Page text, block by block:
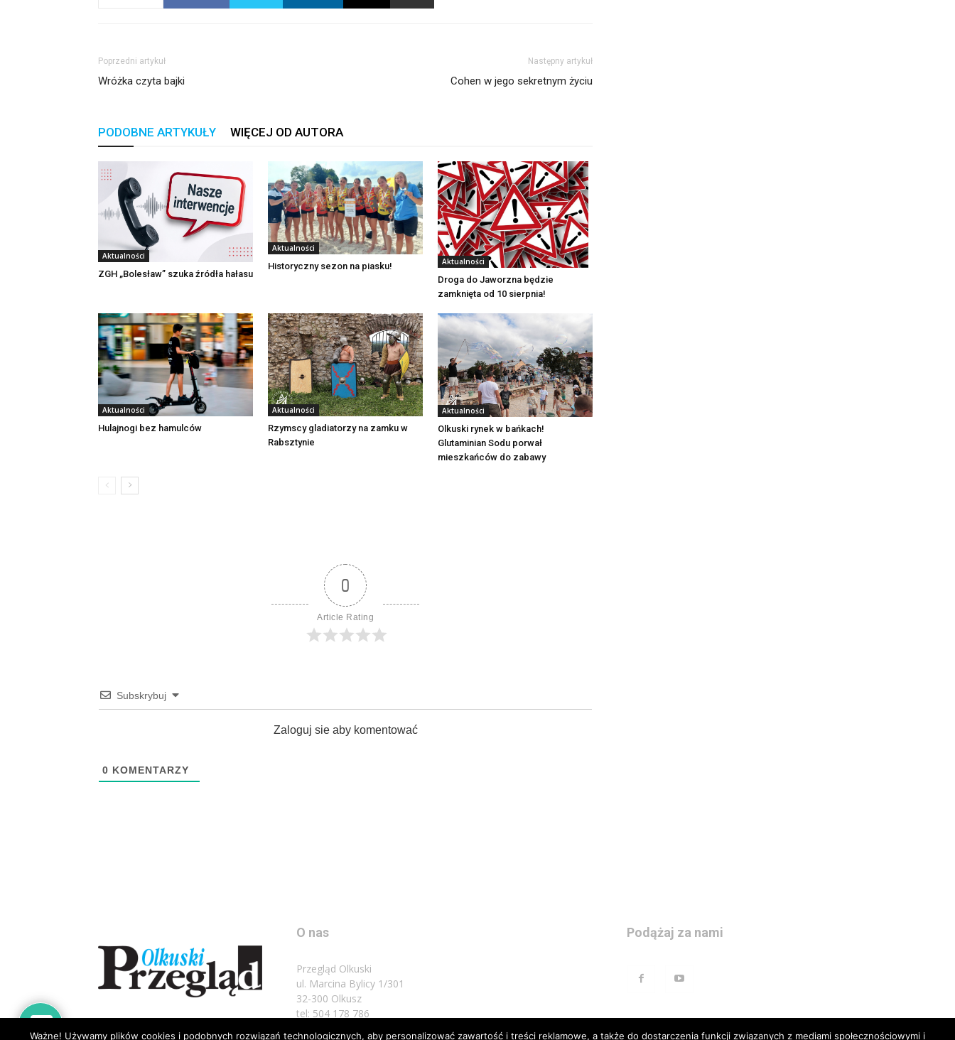
Poprzedni artykuł
Wróżka czyta bajki
Następny artykuł
Cohen w jego sekretnym życiu
PODOBNE ARTYKUŁY WIĘCEJ OD AUTORA
Aktualności
ZGH „Bolesław” szuka źródła hałasu
Aktualności
Historyczny sezon na piasku! Aktualności
Droga do Jaworzna będzie
zamknięta od 10 sierpnia!
Aktualności
Hulajnogi bez hamulców
Aktualności
Rzymscy gladiatorzy na zamku w
Rabsztynie
Aktualności
Olkuski rynek w bańkach!
Glutaminian Sodu porwał
mieszkańców do zabawy
0
Article Rating
Subskrybuj
Zaloguj sie aby komentować
0 KOMENTARZY
O nas
Przegląd Olkuski
ul. Marcina Bylicy 1/301
32-300 Olkusz
tel: 504 178 786
Podążaj za nami
Ważne! Używamy plików cookies i podobnych rozwiązań technologicznych, aby personalizować zawartość i treści reklamowe, a także do dostarczenia funkcji związanych z mediami społecznościowymi i